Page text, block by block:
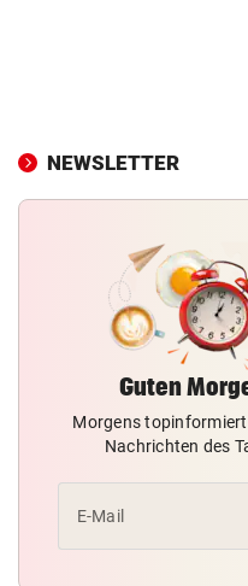
NEWSLETTER
Guten
Morgens
Nachrichten des
E-Mail